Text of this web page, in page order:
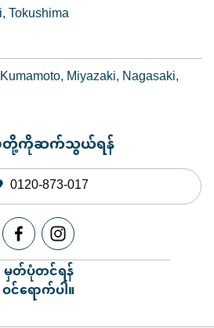
Tokushima
Kumamoto Miyazaki Nagasaki
တို့ကိုဆက်သွယ်ရန်
0120-873-017
မှတ်ပုံတင်ရန်
ဝင်ရောက်ပါ။